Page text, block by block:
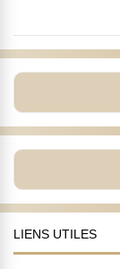
LIENS UTILES